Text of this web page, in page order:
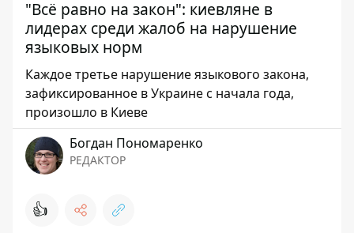
"Всё равно на закон": киевляне в
лидерах среди жалоб на нарушение
языковых норм
Каждое третье нарушение языкового закона,
зафиксированное в Украине с начала года,
произошло в Киеве
Богдан Пономаренко
РЕДАКТОР
👍